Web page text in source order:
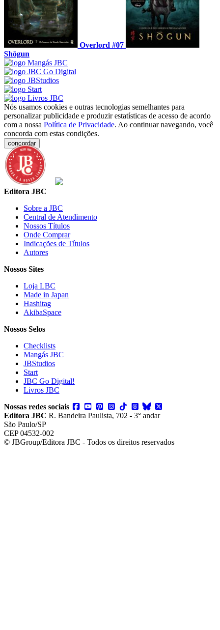
Overlord #07
Shōgun
Nós usamos cookies e outras tecnologias semelhantes para
personalizar publicidade e produzir estatísticas de acesso de acordo
com a nossa Política de Privacidade. Ao continuar navegando, você
concorda com estas condições.
concordar
Editora JBC
Sobre a JBC
Central de Atendimento
Nossos Títulos
Onde Comprar
Indicações de Títulos
Autores
Nossos Sites
Loja LBC
Made in Japan
Hashitag
AkibaSpace
Nossos Selos
Checklists
Mangás JBC
JBStudios
Start
JBC Go Digital!
Livros JBC
Nossas redes sociais
Editora JBC R. Bandeira Paulista, 702 - 3° andar
São Paulo/SP
CEP 04532-002
© JBGroup/Editora JBC - Todos os direitos reservados